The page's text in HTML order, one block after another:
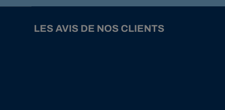
LES AVIS DE NOS CLIENTS